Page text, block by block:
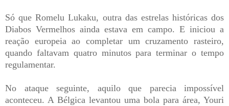
Só que Romelu Lukaku, outra das estrelas históricas dos
Diabos Vermelhos ainda estava em campo. E iniciou a
reação europeia ao completar um cruzamento rasteiro,
quando faltavam quatro minutos para terminar o tempo
regulamentar.
No ataque seguinte, aquilo que parecia impossível
aconteceu. A Bélgica levantou uma bola para área, Youri